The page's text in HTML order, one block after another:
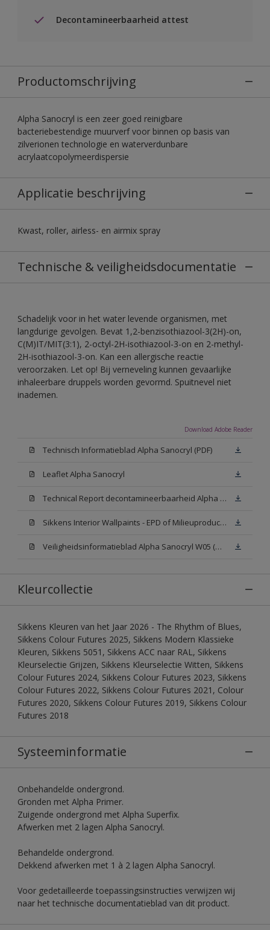
Decontamineerbaarheid attest
Productomschrijving
Alpha Sanocryl is een zeer goed reinigbare
bacteriebestendige muurverf voor binnen op basis van
zilverionen technologie en waterverdunbare
acrylaatcopolymeerdispersie
Applicatie beschrijving
Kwast, roller, airless- en airmix spray
Technische & veiligheidsdocumentatie
Schadelijk voor in het water levende organismen, met
langdurige gevolgen. Bevat 1,2-benzisothiazool-3(2H)-on,
C(M)IT/MIT(3:1), 2-octyl-2H-isothiazool-3-on en 2-methyl-
2H-isothiazool-3-on. Kan een allergische reactie
veroorzaken. Let op! Bij verneveling kunnen gevaarlijke
inhaleerbare druppels worden gevormd. Spuitnevel niet
inademen.
Download Adobe Reader
Technisch Informatieblad Alpha Sanocryl (PDF)
Leaflet Alpha Sanocryl
Technical Report decontamineerbaarheid Alpha Sanocryl
Sikkens Interior Wallpaints - EPD of Milieuproductverklaring
Veiligheidsinformatieblad Alpha Sanocryl W05 (MSDS)
Kleurcollectie
Sikkens Kleuren van het Jaar 2026 - The Rhythm of Blues,
Sikkens Colour Futures 2025, Sikkens Modern Klassieke
Kleuren, Sikkens 5051, Sikkens ACC naar RAL, Sikkens
Kleurselectie Grijzen, Sikkens Kleurselectie Witten, Sikkens
Colour Futures 2024, Sikkens Colour Futures 2023, Sikkens
Colour Futures 2022, Sikkens Colour Futures 2021, Colour
Futures 2020, Sikkens Colour Futures 2019, Sikkens Colour
Futures 2018
Systeeminformatie
Onbehandelde ondergrond.
Gronden met Alpha Primer.
Zuigende ondergrond met Alpha Superfix.
Afwerken met 2 lagen Alpha Sanocryl.
Behandelde ondergrond.
Dekkend afwerken met 1 à 2 lagen Alpha Sanocryl.
Voor gedetailleerde toepassingsinstructies verwijzen wij
naar het technische documentatieblad van dit product.